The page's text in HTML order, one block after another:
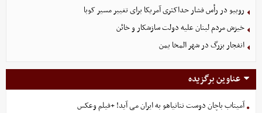
روبیو در رأس فشار حداکثری آمریکا برای تغییر مسیر کوبا
خیزش مردم لبنان علیه دولت سازشکار و خائن
انفجار بزرگ در شهر المخا یمن
عناوین برگزیده
آمیتاب باچان دوست نتانیاهو به ایران می آید! +فیلم وعکس